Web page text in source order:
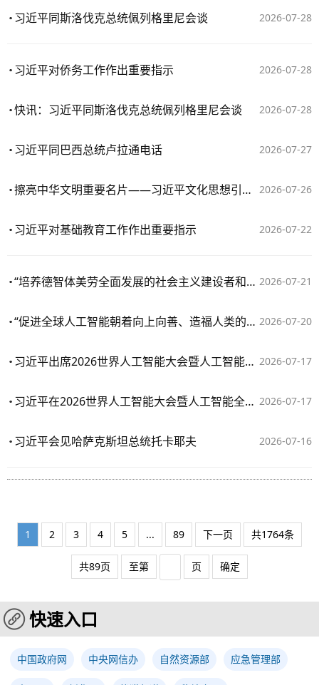
2026-07-28
习近平同斯洛伐克总统佩列格里尼会谈
2026-07-28
习近平对侨务工作作出重要指示
2026-07-28
快讯：习近平同斯洛伐克总统佩列格里尼会谈
2026-07-27
习近平同巴西总统卢拉通电话
2026-07-26
擦亮中华文明重要名片——习近平文化思想引领中国世界遗产申报保护工作壮阔实践
2026-07-22
习近平对基础教育工作作出重要指示
2026-07-21
“培养德智体美劳全面发展的社会主义建设者和接班人”——习近平总书记的重要论述指引基础教育改革发展开创新局面
2026-07-20
“促进全球人工智能朝着向上向善、造福人类的方向发展”——习近平主席出席二〇二六世界人工智能大会暨人工智能全球治理高级别会议系列活动纪实
2026-07-17
习近平出席2026世界人工智能大会暨人工智能全球治理高级别会议开幕式并发表主旨讲话
2026-07-17
习近平在2026世界人工智能大会暨人工智能全球治理高级别会议开幕式上发表主旨讲话
2026-07-16
习近平会见哈萨克斯坦总统托卡耶夫
1 2 3 4 5 ... 89 下一页 共1764条
共89页 至第 页 确定
快速入口
中国政府网 中央网信办 自然资源部 应急管理部